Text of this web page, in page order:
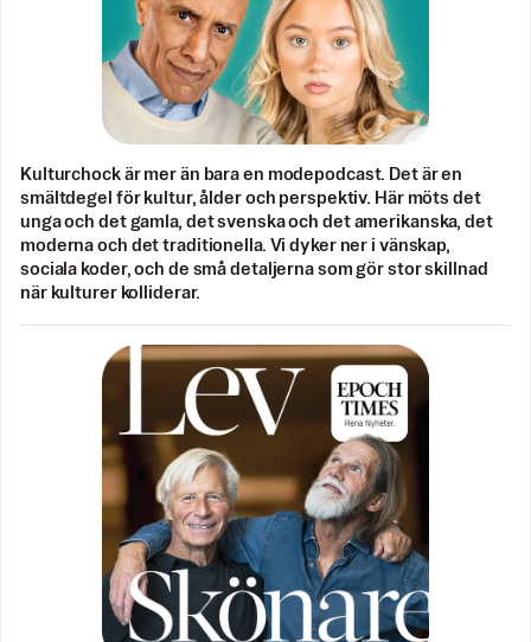
Kulturchock är mer än bara en modepodcast. Det är en
smältdegel för kultur, ålder och perspektiv. Här möts det
unga och det gamla, det svenska och det amerikanska, det
moderna och det traditionella. Vi dyker ner i vänskap,
sociala koder, och de små detaljerna som gör stor skillnad
när kulturer kolliderar.